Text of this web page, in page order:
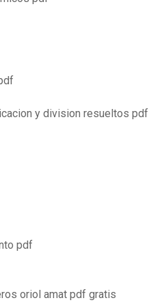
y division resueltos pdf
pdf
oriol amat pdf gratis